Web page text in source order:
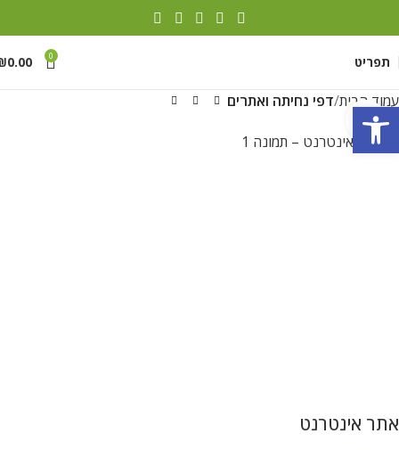
תפריט 0
0.00
עמוד הבית דפי נחיתה ואתרים
אתר אינטרנט
פתח סרגל נגישות